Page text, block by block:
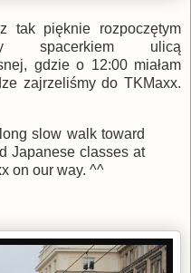
tak pięknie rozpoczętym
spacerkiem ulicą
gdzie o 12:00 miałam
zajrzeliśmy do TKMaxx.
slow walk toward
Japanese classes at
on our way. ^^